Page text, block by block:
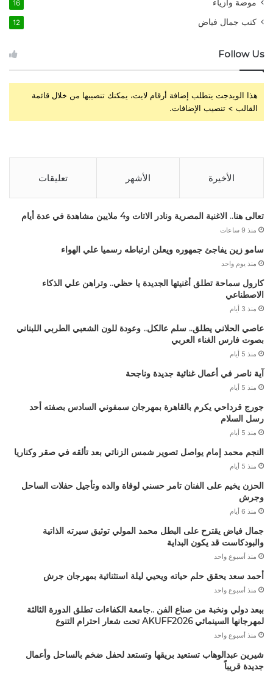
موضة وأزياء 16
كتب جمال فياض 12
Follow Us
هذا الويدجت يتطلب إضافة أرقام لايت، يمكنك تنصيبها من خلال قائمة
القالب > تنصيب الإضافات.
الأخيرة الأشهر تعليقات
تعالى هنا.. الاغنية المصرية ونادر الاتات و4 ملايين مشاهدة في عدة أيام
منذ 9 ساعات
سامو زين يفاجئ جمهوره ويعلن ارتباطه رسميا علي الهواء
منذ يوم واحد
كارول سماحة تطلق أغنيتها الجديدة يا حظي.. وتراهن علي الذكاء
الاصطناعي
منذ 3 أيام
عاصي الحلاني يطلق.. سلم عالكل.. وعودة للون الشعبي الطربي اللبناني
بصوت فارس الغناء العربي
منذ 5 أيام
آية ناصر في أعمال غنائية جديدة وناجحة
منذ 5 أيام
جورج قرداحي يكرم بالقاهرة بمهرجان سمفوني السادس بصفته أحد
رسل السلام
منذ 5 أيام
النجم محمد إمام يواصل تصوير شمس الزناتي بعد تألقه في صقر وكناريا
منذ 5 أيام
الحزن يخيم على الفنان تامر حسني لوفاة والده وتأجيل حفلات الساحل
وجرش
منذ 6 أيام
جمال فياض يقترح على البطل محمد المولي توثيق سيرته الذاتية
والبودكاست قد يكون البداية
منذ أسبوع واحد
أحمد سعد يحقق حلم حياته ويحيي ليلة استثنائية بمهرجان جرش
منذ أسبوع واحد
ببعد دولي ونخبة من صناع الفن ..جامعة الكفاءات تطلق الدورة الثالثة
لمهرجانها السينمائي AKUFF2026 تحت شعار احترام التنوع
منذ أسبوع واحد
شيرين عبدالوهاب تستعيد بريقها وتستعد لحفل ضخم بالساحل وأعمال
جديدة قريباً